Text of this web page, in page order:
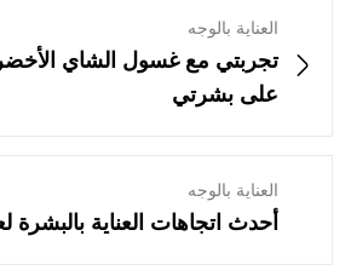
العناية بالوجه
تجربتي مع غسول الشاي
على بشرتي
العناية بالوجه
أحدث اتجاهات العناية بالبشرة لعام